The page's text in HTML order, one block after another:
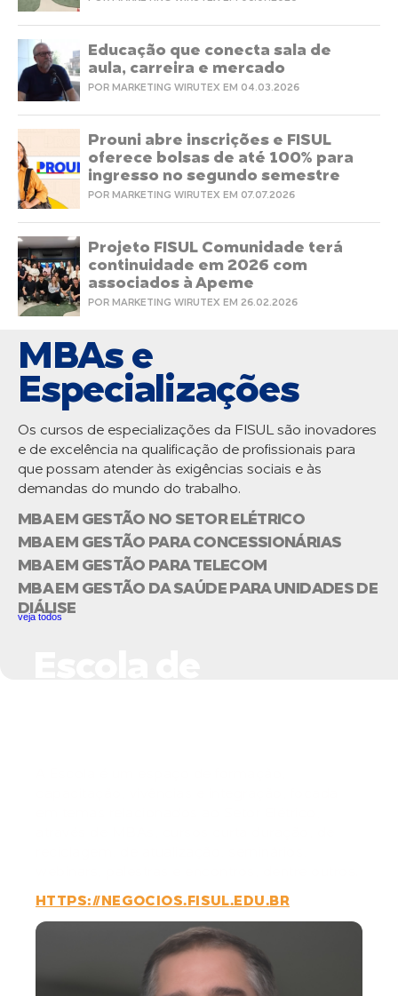
Educação que conecta sala de
aula, carreira e mercado
POR MARKETING WIRUTEX EM 04.03.2026
Prouni abre inscrições e FISUL
oferece bolsas de até 100% para
ingresso no segundo semestre
POR MARKETING WIRUTEX EM 07.07.2026
Projeto FISUL Comunidade terá
continuidade em 2026 com
associados à Apeme
POR MARKETING WIRUTEX EM 26.02.2026
MBAs e
Especializações
Os cursos de especializações da FISUL são inovadores
e de excelência na qualificação de profissionais para
que possam atender às exigências sociais e às
demandas do mundo do trabalho.
MBA EM GESTÃO NO SETOR ELÉTRICO
MBA EM GESTÃO PARA CONCESSIONÁRIAS
MBA EM GESTÃO PARA TELECOM
MBA EM GESTÃO DA SAÚDE PARA UNIDADES DE
DIÁLISE
veja todos
HTTPS://NEGOCIOS.FISUL.EDU.BR